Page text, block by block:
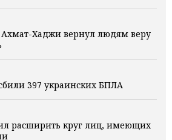
Ахмат-Хаджи вернул людям веру
397 украинских БПЛА
расширить круг лиц, имеющих